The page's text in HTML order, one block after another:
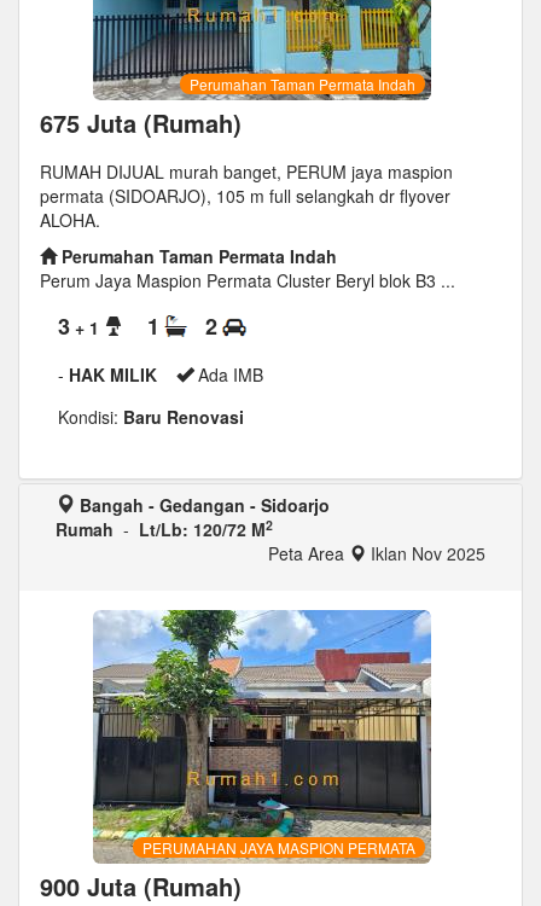
Perumahan Taman Permata Indah
675 Juta (Rumah)
RUMAH DIJUAL murah banget, PERUM jaya maspion
permata (SIDOARJO), 105 m full selangkah dr flyover
ALOHA.
Perumahan Taman Permata Indah
Perum Jaya Maspion Permata Cluster Beryl blok B3 ...
3 + 1 1 2
- HAK MILIK
Ada IMB
Kondisi: Baru Renovasi
Bangah - Gedangan - Sidoarjo
Rumah - Lt/Lb: 120/72 M2
Peta Area Iklan Nov 2025
PERUMAHAN JAYA MASPION PERMATA
900 Juta (Rumah)